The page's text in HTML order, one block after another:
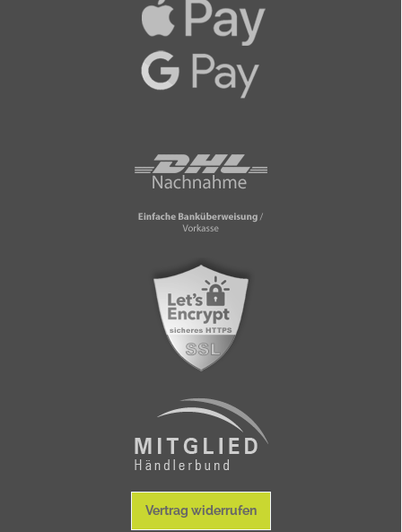
Vertrag widerrufen